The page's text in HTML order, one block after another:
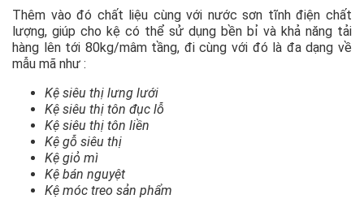
Thêm vào đó chất liệu cùng với nước sơn tĩnh điện chất
lượng, giúp cho kệ có thể sử dụng bền bỉ và khả năng tải
hàng lên tới 80kg/mâm tầng, đi cùng với đó là đa dạng về
mẫu mã như :
Kệ siêu thị lưng lưới
Kệ siêu thị tôn đục lỗ
Kệ siêu thị tôn liền
Kệ gỗ siêu thị
Kệ giỏ mì
Kệ bán nguyệt
Kệ móc treo sản phẩm